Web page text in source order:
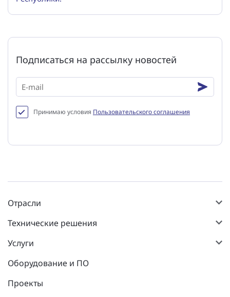
Подписаться на рассылку новостей
Принимаю условия Пользовательского соглашения
Отрасли
Технические решения
Услуги
Оборудование и ПО
Проекты